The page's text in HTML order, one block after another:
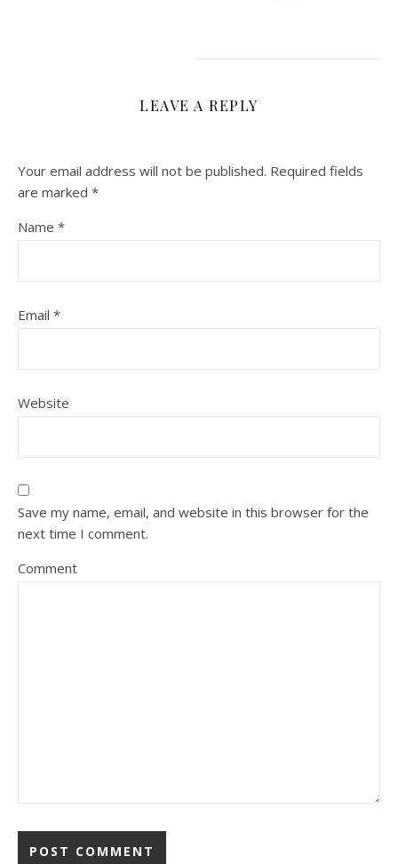
LEAVE A REPLY
Your email address will not be published. Required fields
are marked *
Name *
Email *
Website
Save my name, email, and website in this browser for the
next time I comment.
Comment